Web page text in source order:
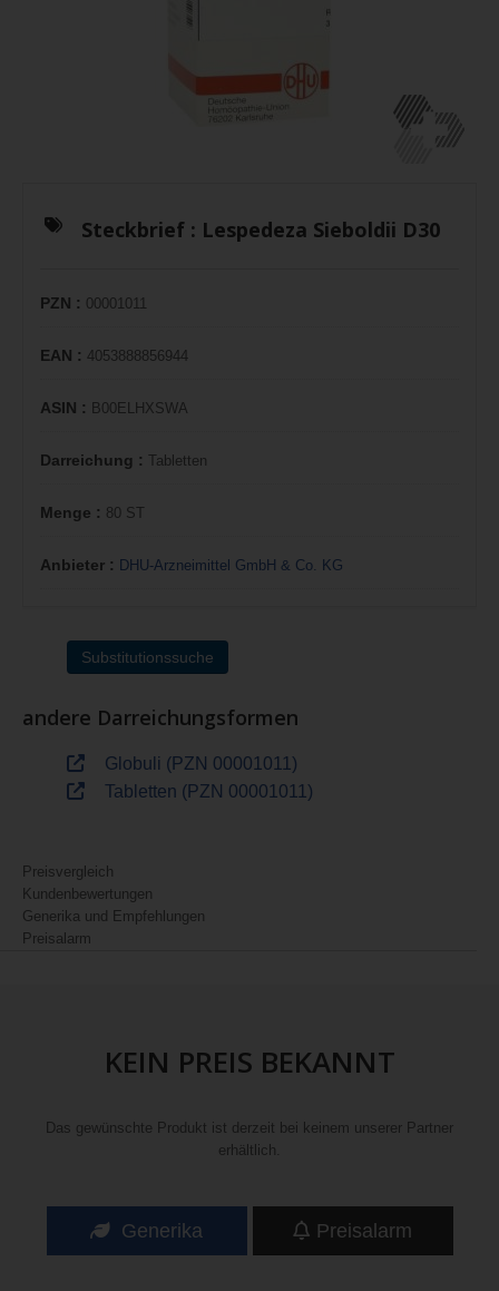
Steckbrief : Lespedeza Sieboldii D30
PZN : 00001011
EAN : 4053888856944
ASIN : B00ELHXSWA
Darreichung : Tabletten
Menge : 80 ST
Anbieter : DHU-Arzneimittel GmbH & Co. KG
Substitutionssuche
andere Darreichungsformen
Globuli (PZN 00001011)
Tabletten (PZN 00001011)
Preisvergleich
Kundenbewertungen
Generika und Empfehlungen
Preisalarm
KEIN PREIS BEKANNT
Das gewünschte Produkt ist derzeit bei keinem unserer Partner
erhältlich.
Generika Preisalarm